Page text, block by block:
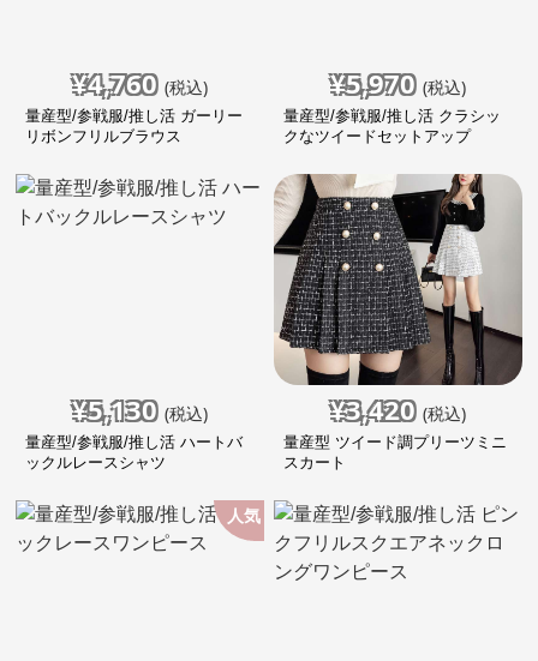
¥4,760 (税込)
量産型/参戦服/推し活 ガーリー
リボンフリルブラウス
¥5,970 (税込)
量産型/参戦服/推し活 クラシッ
クなツイードセットアップ
¥5,130 (税込)
量産型/参戦服/推し活 ハートバ
ックルレースシャツ
¥3,420 (税込)
量産型 ツイード調プリーツミニ
スカート
人気